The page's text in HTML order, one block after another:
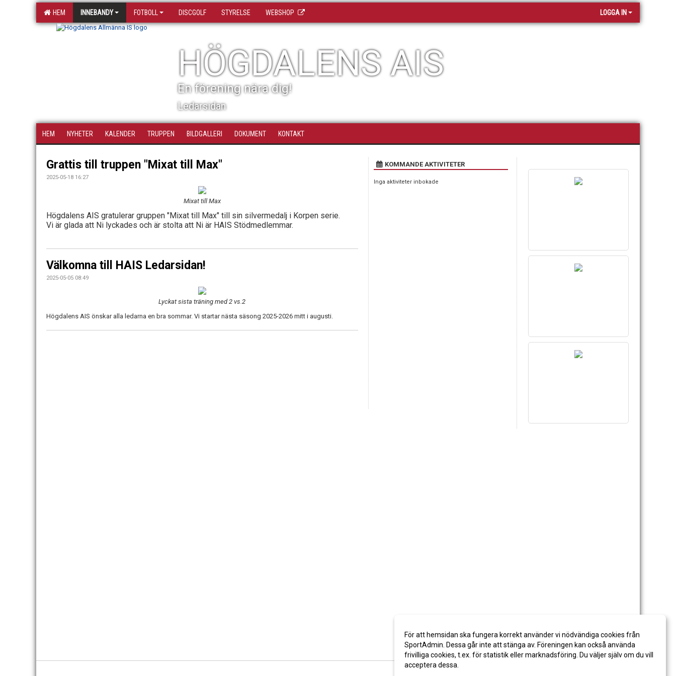
HEM INNEBANDY FOTBOLL DISCGOLF STYRELSE WEBSHOP LOGGA IN
HÖGDALENS AIS
En förening nära dig!
Ledarsidan
HEM NYHETER KALENDER TRUPPEN BILDGALLERI DOKUMENT KONTAKT
Grattis till truppen "Mixat till Max"
2025-05-18 16:27
Mixat till Max
Högdalens AIS gratulerar gruppen "Mixat till Max" till sin silvermedalj i Korpen serie.
Vi är glada att Ni lyckades och är stolta att Ni är HAIS Stödmedlemmar.
Välkomna till HAIS Ledarsidan!
2025-05-05 08:49
Lyckat sista träning med 2 vs.2
Högdalens AIS önskar alla ledarna en bra sommar. Vi startar nästa säsong 2025-2026 mitt i augusti.
KOMMANDE AKTIVITETER
Inga aktiviteter inbokade
För att hemsidan ska fungera korrekt använder vi nödvändiga cookies från
SportAdmin. Dessa går inte att stänga av. Föreningen kan också använda
frivilliga cookies, t.ex. för statistik eller marknadsföring. Du väljer själv om du vill
acceptera dessa.